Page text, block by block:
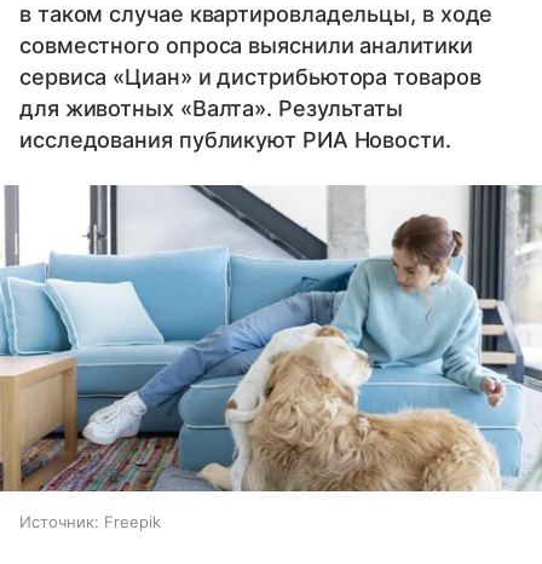
в таком случае квартировладельцы, в ходе
совместного опроса выяснили аналитики
сервиса «Циан» и дистрибьютора товаров
для животных «Валта». Результаты
исследования публикуют РИА Новости.
Источник: Freepik